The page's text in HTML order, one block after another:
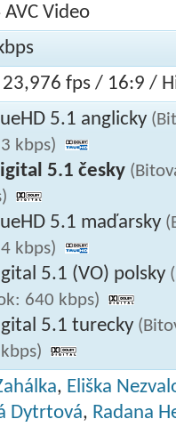
Video
fps / 16:9 /
5.1 anglicky
kbps)
5.1 česky
5.1 maďarsky
kbps)
5.1 (VO) polsky
640 kbps)
5.1 turecky
, Eliška
Dytrtová, Radana